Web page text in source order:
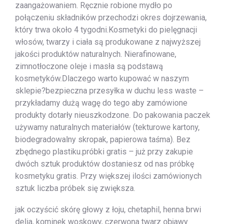
zaangażowaniem. Ręcznie robione mydło po
połączeniu składników przechodzi okres dojrzewania,
który trwa około 4 tygodni.Kosmetyki do pielęgnacji
włosów, twarzy i ciała są produkowane z najwyższej
jakości produktów naturalnych. Nierafinowane,
zimnotłoczone oleje i masła są podstawą
kosmetyków.Dlaczego warto kupować w naszym
sklepie?bezpieczna przesyłka w duchu less waste –
przykładamy dużą wagę do tego aby zamówione
produkty dotarły nieuszkodzone. Do pakowania paczek
używamy naturalnych materiałów (tekturowe kartony,
biodegradowalny skropak, papierowa taśma). Bez
zbędnego plastiku.próbki gratis – już przy zakupie
dwóch sztuk produktów dostaniesz od nas próbkę
kosmetyku gratis. Przy większej ilości zamówionych
sztuk liczba próbek się zwiększa.
jak oczyścić skórę głowy z łoju, chetaphil, henna brwi
delia, kominek woskowy, czerwona twarz objawy